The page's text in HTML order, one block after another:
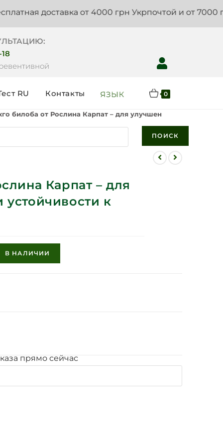
доставка от 4000 грн Укрпочтой и от 7000 грн
RU Контакты ЯЗЫК 0
билоба от Рослина Карпат – для улучшения памяти и
ПОИСК
Карпат – для
к
В НАЛИЧИИ
прямо сейчас